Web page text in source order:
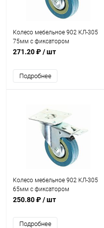
Колесо мебельное 902 КЛ-305
75мм с фиксатором
271.20 ₽/ шт
Подробнее
Колесо мебельное 902 КЛ-305
65мм с фиксатором
250.80 ₽/ шт
Подробнее